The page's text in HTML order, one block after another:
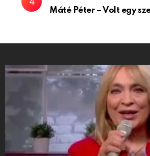
Máté Péter – Volt egy